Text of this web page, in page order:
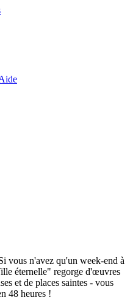
vous n'avez qu'un week-end à
éternelle" regorge d'œuvres
et de places saintes - vous
48 heures !